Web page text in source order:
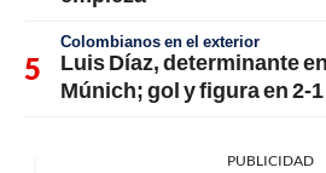
Colombianos en el exterior
Luis Díaz, determinante
Múnich; gol y figura en 2-
PUBLICIDAD